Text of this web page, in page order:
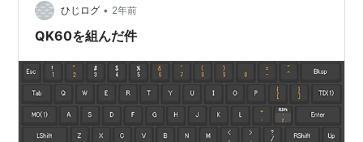
してるのもなかなかにすごいなと思いました。 ただ、日
本だと遊舎工房さんで購入す…
ひじログ • 2年前
QK60を組んだ件